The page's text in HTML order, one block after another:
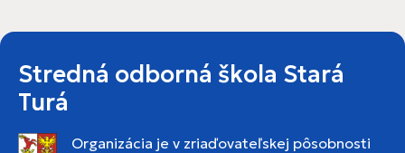
Stredná odborná škola Stará
Turá
Organizácia je v zriaďovateľskej pôsobnosti